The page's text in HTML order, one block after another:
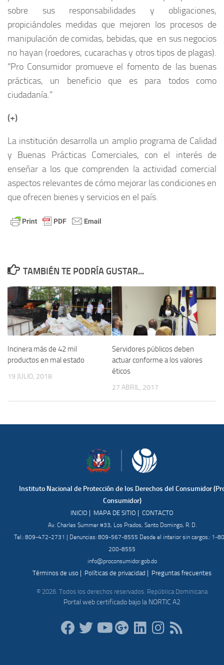
sobre sus responsabilidades y obligaciones,
propiciándoles medidas que mejoren los procesos de
manipulación de comidas, bebidas, que en sus negocios
no hayan (roedores, cucarachas y otros tipos de plagas).
“Pro Consumidor promueve el fomento de las buenas
prácticas, un beneficio que es para todos como
ciudadanía.”
(+)
La institución desarrolla un amplio programa de Calidad
y Buenas Prácticas Comerciales, con el interés de
enseñar a los que comprenden la actividad comercial
aspectos relevantes de cómo mejorar las condiciones en
que ofrecen bienes y servicios en el país.
TAMBIÉN TE PODRÍA GUSTAR...
Incinera más de 42 mil
productos en mal estado
19 JULIO, 2018
Servidores públicos deben
actuar conforme a los valores
éticos
27 ABRIL, 2017
Instituto Nacional de Protección de los Derechos del Consumidor
Consumidor)
INICIO | MAPA DE SITIO | CONTACTO
Av. Charles Summer #33, Los Prados, Santo Domingo, R. D.
Tel.: 809-472-2731 | Denuncias: 809-567-8555 Desde el interior sin cargos.: 1-
200-8555
info@proconsumidor.gob.do
Términos de uso | Políticas de privacidad | Preguntas frecuentes
© 2026. Todos los derechos reservados. República Dominicana
Portal web certificado bajo la NORTIC A2